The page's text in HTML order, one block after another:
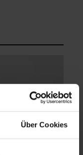
Über Cookies